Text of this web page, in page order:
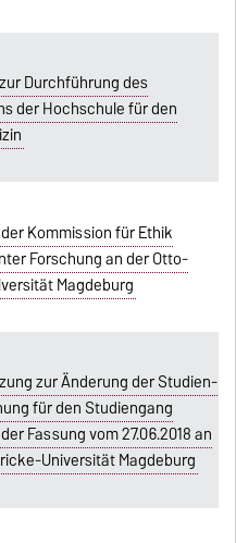
Durchführung des
der Hochschule für den
Kommission für Ethik
Forschung an der Otto-
Magdeburg
zur Änderung der Studien-
für den Studiengang
Fassung vom 27.06.2018 an
Universität Magdeburg